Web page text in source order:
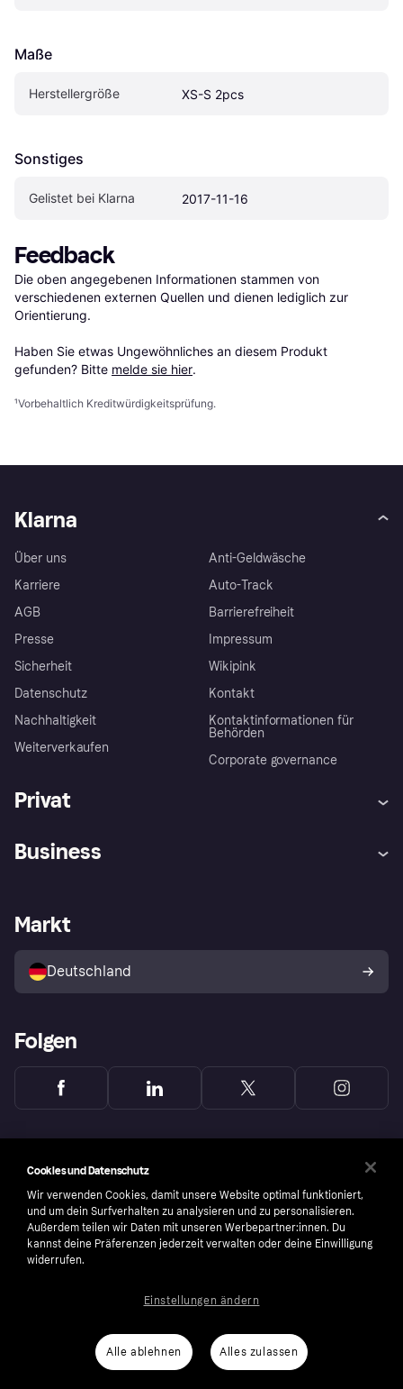
Maße
Herstellergröße XS-S 2pcs
Sonstiges
Gelistet bei Klarna 2017-11-16
Feedback
Die oben angegebenen Informationen stammen von
verschiedenen externen Quellen und dienen lediglich zur
Orientierung.
Haben Sie etwas Ungewöhnliches an diesem Produkt
gefunden? Bitte melde sie hier.
¹Vorbehaltlich Kreditwürdigkeitsprüfung.
Klarna
Über uns
Karriere
AGB
Presse
Sicherheit
Datenschutz
Nachhaltigkeit
Weiterverkaufen
Anti-Geldwäsche
Auto-Track
Barrierefreiheit
Impressum
Wikipink
Kontakt
Kontaktinformationen für
Behörden
Corporate governance
Privat
Klarna App
Shops entdecken
Käuferschutzrichtlinie
Dein Widerrufsrecht
Business
Händlerportal
Markt
Deutschland
Folgen
number: 556737-0431
Nutzungsbedingungen CookiesKlarna.com
Cookies und Datenschutz
Wir verwenden Cookies, damit unsere Website optimal funktioniert,
und um dein Surfverhalten zu analysieren und zu personalisieren.
Außerdem teilen wir Daten mit unseren Werbepartner:innen. Du
kannst deine Präferenzen jederzeit verwalten oder deine Einwilligung
widerrufen.
Alle ablehnen Alles zulassen
Einstellungen ändern